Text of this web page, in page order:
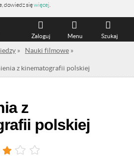
dowiedz sięwięcej
Szukaj
Menu
Zaloguj
» Nauki filmowe »
z kinematografii polskiej
z
polskiej